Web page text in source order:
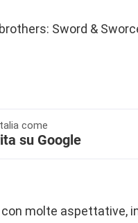
Sword &
come
su Google
molte aspettative,